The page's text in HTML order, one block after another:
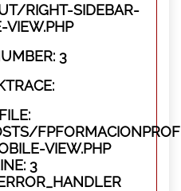
RIGHT-SIDEBAR-
VIEW.PHP
3
FILE:
VIEW.PHP
3